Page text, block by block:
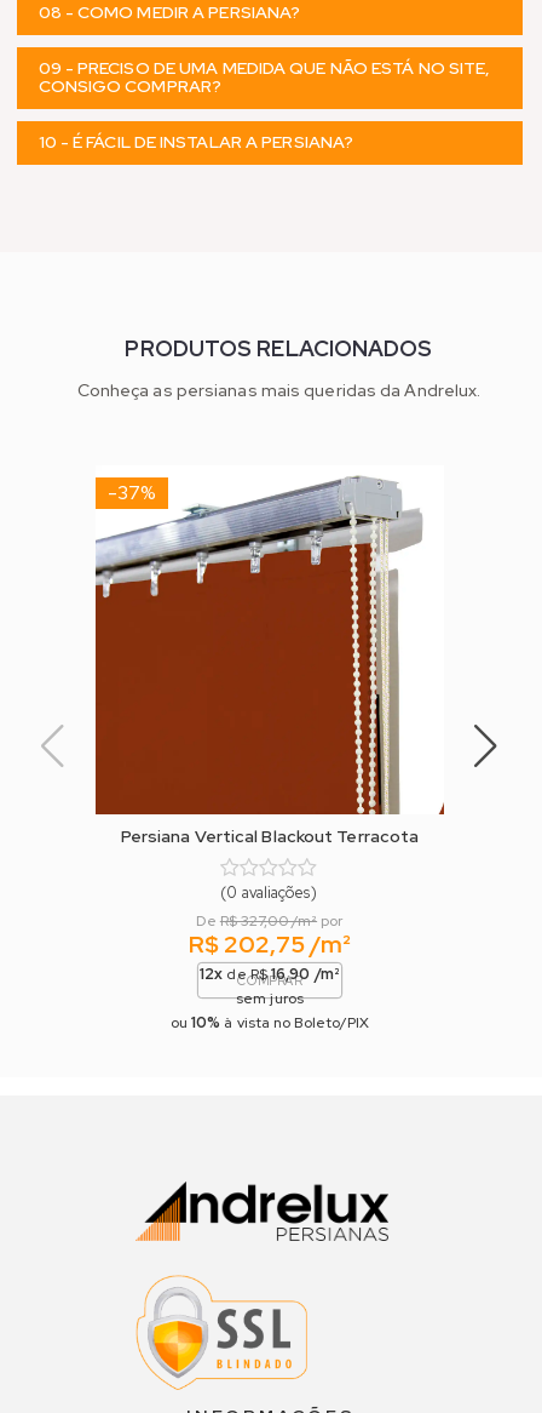
08 - COMO MEDIR A PERSIANA?
09 - PRECISO DE UMA MEDIDA QUE NÃO ESTÁ NO SITE,
CONSIGO COMPRAR?
10 - É FÁCIL DE INSTALAR A PERSIANA?
PRODUTOS RELACIONADOS
Conheça as persianas mais queridas da Andrelux.
-37%
Persiana Vertical Blackout Terracota
(0 avaliações)
De R$ 327,00 /m² por
R$ 202,75 /m²
12x de R$16,90 /m²
sem juros
ou 10% à vista no Boleto/PIX
COMPRAR